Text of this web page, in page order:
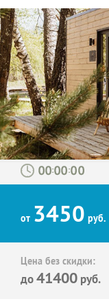
: :
от 3450 руб.
Цена без скидки:
до41400 руб.